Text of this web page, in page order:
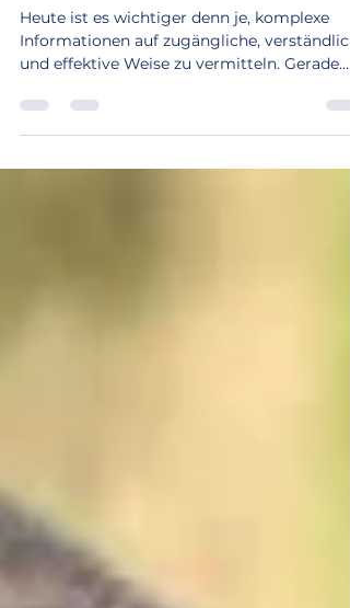
wichtigsten Schritte
Heute ist es wichtiger denn je, komplexe
und effektive Weise zu vermitteln. Gerade